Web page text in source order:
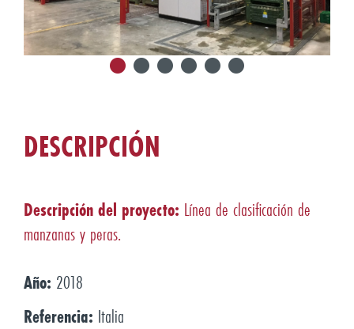
DESCRIPCIÓN
Descripción del proyecto: Línea de clasificación de
manzanas y peras.
Año: 2018
Referencia: Italia